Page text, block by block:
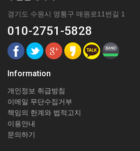
경기도 수원시 영통구 매원로11번길 1
010-2751-5828
Information
개인정보 취급방침
이메일 무단수집거부
책임의 한계와 법적고지
이용안내
문의하기